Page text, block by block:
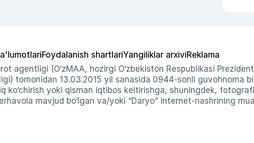
Foydalanish shartlariYangiliklar arxiviReklama
agentligi (O‘zMAA, hozirgi O‘zbekiston Respublikasi
tomonidan 13.03.2015 yil sanasida 0944-sonli guvohnoma
ko‘chirish yoki qisman iqtibos keltirishga, shuningdek,
mavjud bo‘lgan va/yoki “Daryo” internet-nashrining